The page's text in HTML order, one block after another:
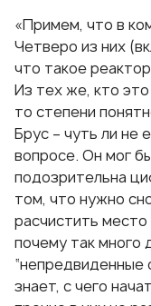
«Примем, что в
Четверо из них
что такое
Из тех же, кто
то степени
Брус – чуть ли не
вопросе. Он мог
подозрительна
том, что нужно
расчистить
почему так много
“непредвиденные
знает, с чего